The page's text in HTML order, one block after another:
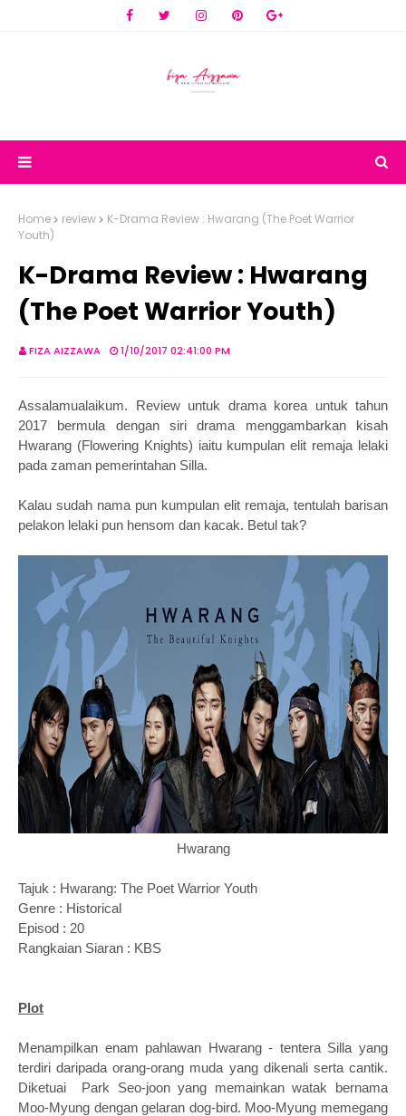
Home review
K-Drama Review : Hwarang (The Poet Warrior
Youth)
K-Drama Review : Hwarang
(The Poet Warrior Youth)
FIZA AIZZAWA 1/10/2017 02:41:00 PM
Assalamualaikum. Review untuk drama korea untuk tahun
2017 bermula dengan siri drama menggambarkan kisah
Hwarang (Flowering Knights) iaitu kumpulan elit remaja lelaki
pada zaman pemerintahan Silla.
Kalau sudah nama pun kumpulan elit remaja, tentulah barisan
pelakon lelaki pun hensom dan kacak. Betul tak?
Hwarang
Tajuk : Hwarang: The Poet Warrior Youth
Genre : Historical
Episod : 20
Rangkaian Siaran : KBS
Plot
Menampilkan enam pahlawan Hwarang - tentera Silla yang
terdiri daripada orang-orang muda yang dikenali serta cantik.
Diketuai Park Seo-joon yang memainkan watak bernama
Moo-Myung dengan gelaran dog-bird. Moo-Myung memegang